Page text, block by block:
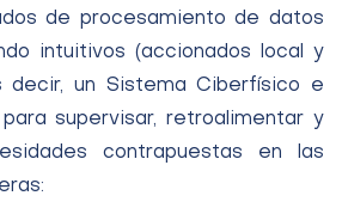
de procesamiento de datos
intuitivos (accionados local y
decir, un Sistema Ciberfísico e
supervisar, retroalimentar y
contrapuestas en las